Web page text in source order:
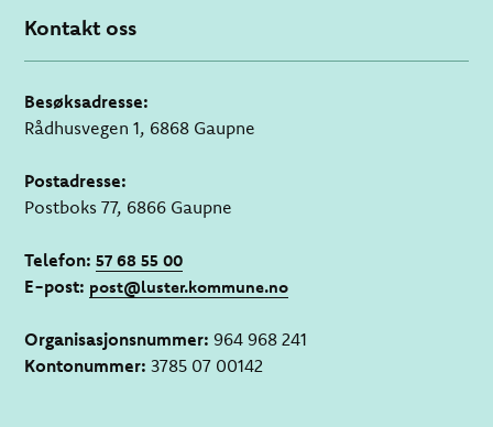
Kontakt oss
Besøksadresse:
Rådhusvegen 1, 6868 Gaupne
Postadresse:
Postboks 77, 6866 Gaupne
Telefon: 57 68 55 00
E-post: post@luster.kommune.no
Organisasjonsnummer: 964 968 241
Kontonummer: 3785 07 00142